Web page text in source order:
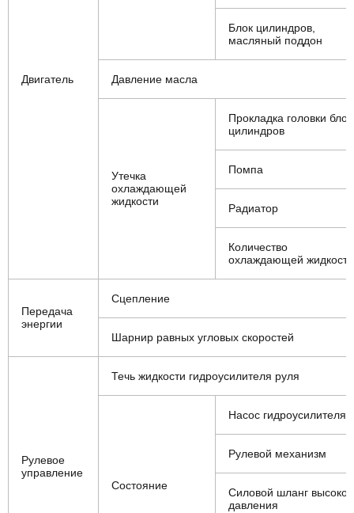
Двигатель
Блок цилиндров,
масляный поддон
Давление масла
Утечка
охлаждающей
жидкости
Прокладка головки
цилиндров
Помпа
Радиатор
Количество
охлаждающей жидкости
Передача
энергии
Сцепление
Шарнир равных угловых скоростей
Рулевое
управление
Течь жидкости гидроусилителя руля
Состояние
Насос гидроусилителя
Рулевой механизм
Силовой шланг
давления